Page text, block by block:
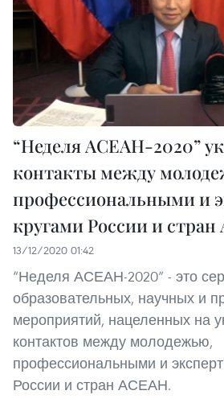
“Неделя АСЕАН-2020”
контакты между
профессиональными и
кругами России и
13/12/2020 01:42
“Неделя АСЕАН-2020” - это
образовательных, научных и
мероприятий, нацеленных на
контактов между молодежью,
профессиональными и
России и стран АСЕАН.